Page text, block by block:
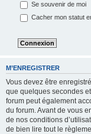
Se souvenir de moi
Cacher mon statut
M’ENREGISTRER
Vous devez être
que quelques secondes
forum peut également
du forum. Avant de vous
de nos conditions
de bien lire tout le